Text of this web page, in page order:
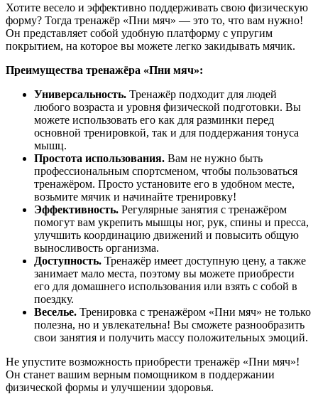
Хотите весело и эффективно поддерживать свою физическую
форму? Тогда тренажёр «Пни мяч» — это то, что вам нужно!
Он представляет собой удобную платформу с упругим
покрытием, на которое вы можете легко закидывать мячик.
Преимущества тренажёра «Пни мяч»:
Универсальность. Тренажёр подходит для людей
любого возраста и уровня физической подготовки. Вы
можете использовать его как для разминки перед
основной тренировкой, так и для поддержания тонуса
мышц.
Простота использования. Вам не нужно быть
профессиональным спортсменом, чтобы пользоваться
тренажёром. Просто установите его в удобном месте,
возьмите мячик и начинайте тренировку!
Эффективность. Регулярные занятия с тренажёром
помогут вам укрепить мышцы ног, рук, спины и пресса,
улучшить координацию движений и повысить общую
выносливость организма.
Доступность. Тренажёр имеет доступную цену, а также
занимает мало места, поэтому вы можете приобрести
его для домашнего использования или взять с собой в
поездку.
Веселье. Тренировка с тренажёром «Пни мяч» не только
полезна, но и увлекательна! Вы сможете разнообразить
свои занятия и получить массу положительных эмоций.
Не упустите возможность приобрести тренажёр «Пни мяч»!
Он станет вашим верным помощником в поддержании
физической формы и улучшении здоровья.